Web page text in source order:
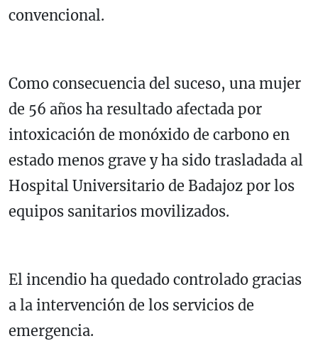
convencional.
Como consecuencia del suceso, una mujer
de 56 años ha resultado afectada por
intoxicación de monóxido de carbono en
estado menos grave y ha sido trasladada al
Hospital Universitario de Badajoz por los
equipos sanitarios movilizados.
El incendio ha quedado controlado gracias
a la intervención de los servicios de
emergencia.